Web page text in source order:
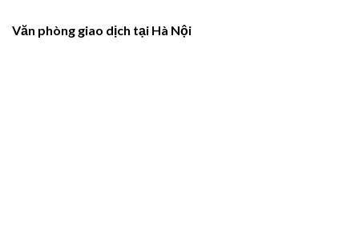
Văn phòng giao dịch tại Hà Nội